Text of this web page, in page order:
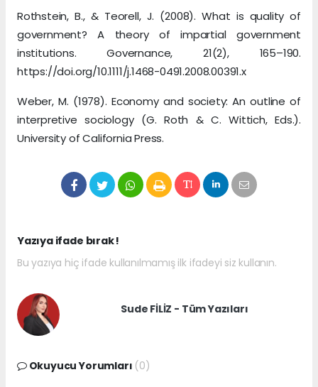
Rothstein, B., & Teorell, J. (2008). What is quality of
government? A theory of impartial government
institutions. Governance, 21(2), 165–190.
https://doi.org/10.1111/j.1468-0491.2008.00391.x
Weber, M. (1978). Economy and society: An outline of
interpretive sociology (G. Roth & C. Wittich, Eds.).
University of California Press.
Yazıya ifade bırak !
Bu yazıya hiç ifade kullanılmamış ilk ifadeyi siz kullanın.
Sude FİLİZ - Tüm Yazıları
Okuyucu Yorumları (0)